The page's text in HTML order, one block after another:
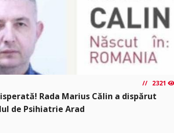
2321
Rada Marius Călin a dispărut
de Psihiatrie Arad